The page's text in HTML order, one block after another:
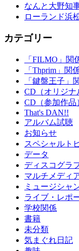
なんと大野知
ローランド浜
カテゴリー
「FILMO」関
「Thprim」関
「鍵盤王子」
CD（オリジナ
CD（参加作品
That's DAN!!
アルバム試聴
お知らせ
スペシャルト
データ
ディスコグラ
マルチメディ
ミュージシャ
ライブ・レポ
学校関係
書籍
未分類
気まぐれ日記